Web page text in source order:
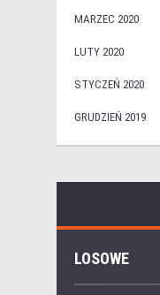
MARZEC 2020
LUTY 2020
STYCZEŃ 2020
GRUDZIEŃ 2019
LOSOWE